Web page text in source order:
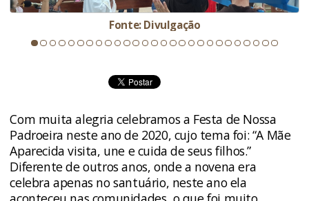
Fonte: Divulgação
Com muita alegria celebramos a Festa de Nossa
Padroeira neste ano de 2020, cujo tema foi: “A Mãe
Aparecida visita, une e cuida de seus filhos.”
Diferente de outros anos, onde a novena era
celebra apenas no santuário, neste ano ela